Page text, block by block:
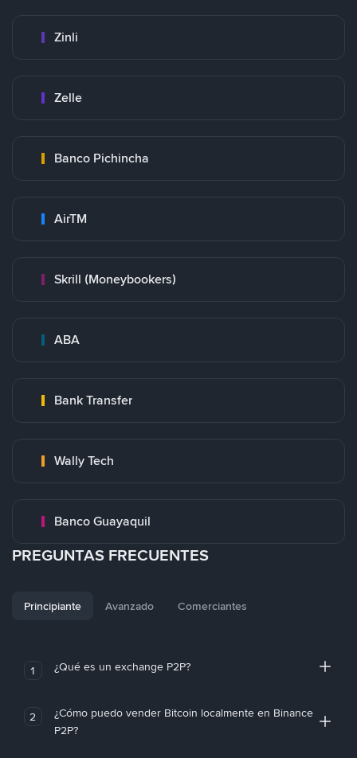
Zinli
Zelle
Banco Pichincha
AirTM
Skrill (Moneybookers)
ABA
Bank Transfer
Wally Tech
Banco Guayaquil
PREGUNTAS FRECUENTES
Principiante Avanzado Comerciantes
1 ¿Qué es un exchange P2P?
2
¿Cómo puedo vender Bitcoin localmente en Binance
P2P?